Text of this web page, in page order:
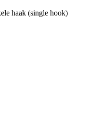
haak (single hook)